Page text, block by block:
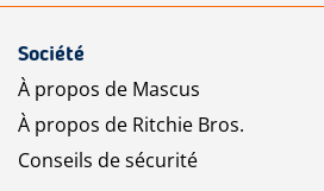
Société
À propos de Mascus
À propos de Ritchie Bros.
Conseils de sécurité